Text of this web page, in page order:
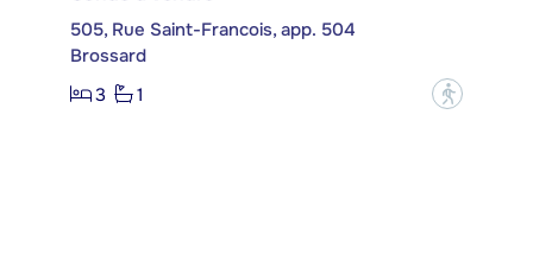
505, Rue Saint-Francois, app. 504
Brossard
3
1 ?